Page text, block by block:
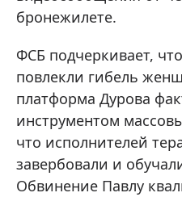
бронежилете.
ФСБ подчеркивает,
повлекли гибель
платформа Дурова
инструментом
что исполнителей
завербовали и
Обвинение Павлу